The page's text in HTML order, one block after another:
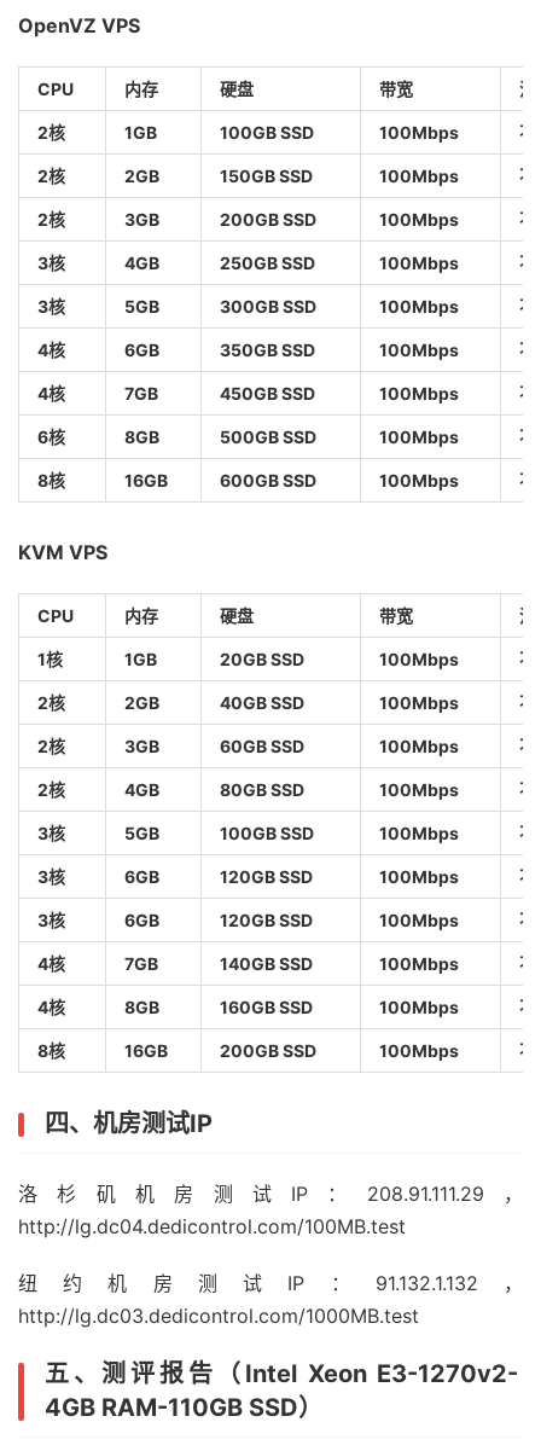
OpenVZ VPS
CPU 内存 硬盘 带宽 流
2核 1GB 100GB SSD 100Mbps 不
2核 2GB 150GB SSD 100Mbps 不
2核 3GB 200GB SSD 100Mbps 不
3核 4GB 250GB SSD 100Mbps 不
3核 5GB 300GB SSD 100Mbps 不
4核 6GB 350GB SSD 100Mbps 不
4核 7GB 450GB SSD 100Mbps 不
6核 8GB 500GB SSD 100Mbps 不
8核 16GB 600GB SSD 100Mbps 不
KVM VPS
CPU 内存 硬盘 带宽 流
1核 1GB 20GB SSD 100Mbps 不
2核 2GB 40GB SSD 100Mbps 不
2核 3GB 60GB SSD 100Mbps 不
2核 4GB 80GB SSD 100Mbps 不
3核 5GB 100GB SSD 100Mbps 不
3核 6GB 120GB SSD 100Mbps 不
3核 6GB 120GB SSD 100Mbps 不
4核 7GB 140GB SSD 100Mbps 不
4核 8GB 160GB SSD 100Mbps 不
8核 16GB 200GB SSD 100Mbps 不
四、机房测试IP
洛杉矶机房测试IP：208.91.111.29，
http://lg.dc04.dedicontrol.com/100MB.test
纽约机房测试IP：91.132.1.132，
http://lg.dc03.dedicontrol.com/1000MB.test
五、测评报告（Intel Xeon E3-1270v2-
4GB RAM-110GB SSD）